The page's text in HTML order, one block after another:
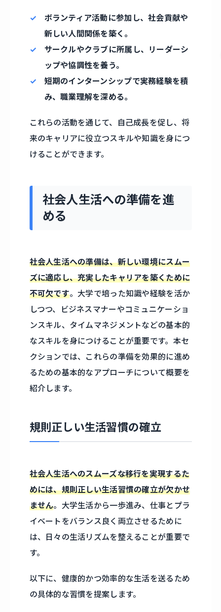
ボランティア活動に参加し、社会貢献や
新しい人間関係を築く。
サークルやクラブに所属し、リーダーシ
ップや協調性を養う。
短期のインターンシップで実務経験を積
み、職業理解を深める。
これらの活動を通じて、自己成長を促し、将
来のキャリアに役立つスキルや知識を身につ
けることができます。
社会人生活への準備を進
める
社会人生活への準備は、新しい環境にスムー
ズに適応し、充実したキャリアを築くために
不可欠です。大学で培った知識や経験を活か
しつつ、ビジネスマナーやコミュニケーショ
ンスキル、タイムマネジメントなどの基本的
なスキルを身につけることが重要です。本セ
クションでは、これらの準備を効果的に進め
るための基本的なアプローチについて概要を
紹介します。
規則正しい生活習慣の確立
社会人生活へのスムーズな移行を実現するた
めには、規則正しい生活習慣の確立が欠かせ
ません。大学生活から一歩進み、仕事とプラ
イベートをバランス良く両立させるために
は、日々の生活リズムを整えることが重要で
す。
以下に、健康的かつ効率的な生活を送るため
の具体的な習慣を提案します。